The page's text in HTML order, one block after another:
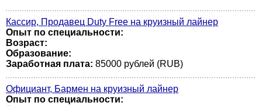
Кассир, Продавец Duty Free на круизный лайнер
Опыт по специальности:
Возраст:
Образование:
Заработная плата: 85000 рублей (RUB)
Официант, Бармен на круизный лайнер
Опыт по специальности: